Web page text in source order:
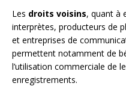
Les droits voisins, quant à
interprètes, producteurs de
et entreprises de
permettent notamment de
l’utilisation commerciale de
enregistrements.